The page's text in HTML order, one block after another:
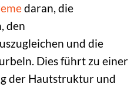
daran, die
den
und die
Dies führt zu einer
der Hautstruktur und